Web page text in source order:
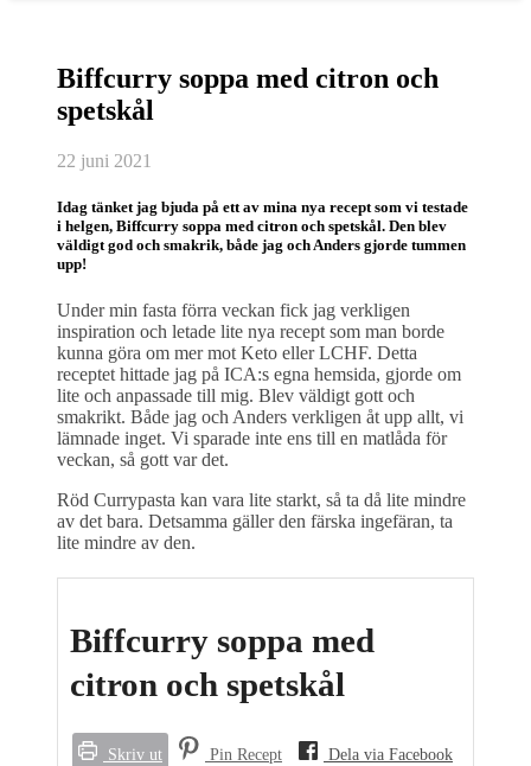
Biffcurry soppa med citron och
spetskål
22 juni 2021
Idag tänket jag bjuda på ett av mina nya recept som vi testade
i helgen, Biffcurry soppa med citron och spetskål. Den blev
väldigt god och smakrik, både jag och Anders gjorde tummen
upp!
Under min fasta förra veckan fick jag verkligen
inspiration och letade lite nya recept som man borde
kunna göra om mer mot Keto eller LCHF. Detta
receptet hittade jag på ICA:s egna hemsida, gjorde om
lite och anpassade till mig. Blev väldigt gott och
smakrikt. Både jag och Anders verkligen åt upp allt, vi
lämnade inget. Vi sparade inte ens till en matlåda för
veckan, så gott var det.
Röd Currypasta kan vara lite starkt, så ta då lite mindre
av det bara. Detsamma gäller den färska ingefäran, ta
lite mindre av den.
Biffcurry soppa med
citron och spetskål
Skriv ut Pin Recept Dela via Facebook